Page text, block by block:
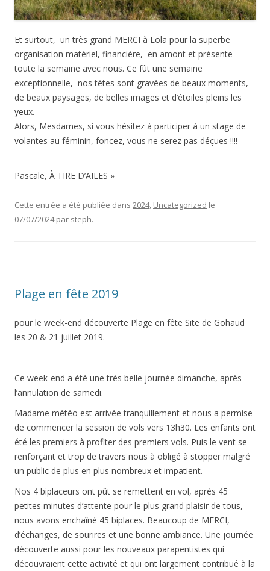
Et surtout, un très grand MERCI à Lola pour la superbe
organisation matériel, financière, en amont et présente
toute la semaine avec nous. Ce fût une semaine
exceptionnelle, nos têtes sont gravées de beaux moments,
de beaux paysages, de belles images et d’étoiles pleins les
yeux.
Alors, Mesdames, si vous hésitez à participer à un stage de
volantes au féminin, foncez, vous ne serez pas déçues !!!!
Pascale, À TIRE D’AILES »
Cette entrée a été publiée dans 2024, Uncategorized le
07/07/2024 par steph.
Plage en fête 2019
pour le week-end découverte Plage en fête Site de Gohaud
les 20 & 21 juillet 2019.
Ce week-end a été une très belle journée dimanche, après
l’annulation de samedi.
Madame météo est arrivée tranquillement et nous a permise
de commencer la session de vols vers 13h30. Les enfants ont
été les premiers à profiter des premiers vols. Puis le vent se
renforçant et trop de travers nous à obligé à stopper malgré
un public de plus en plus nombreux et impatient.
Nos 4 biplaceurs ont pût se remettent en vol, après 45
petites minutes d’attente pour le plus grand plaisir de tous,
nous avons enchaîné 45 biplaces. Beaucoup de MERCI,
d’échanges, de sourires et une bonne ambiance. Une journée
découverte aussi pour les nouveaux parapentistes qui
découvraient cette activité et qui ont largement contribué à la